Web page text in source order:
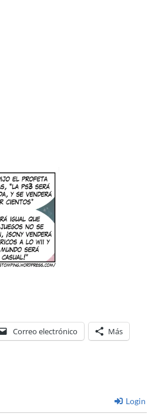
Correo electrónico Más
Login